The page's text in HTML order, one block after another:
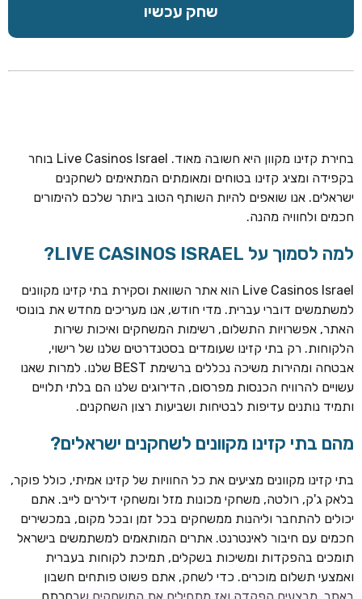
ROYSPINS
MEGAPARI
בונוס קבלת פנים: עד 125% בונוס עד €450 + 250 ספינים חינם
חבילת קבלת פנים: עד 280% בונוס עד €2,200 + 230 ספינים
שחק עכשיו
בחירת קזינו מקוון היא חשובה מאוד. Live Casinos Israel בוחר
בקפידה ומציג קזינו בטוחים ומאומתים המתאימים לשחקנים
ישראלים. אנו שואפים להיות השותף הטוב ביותר שלכם להימורים
חכמים ולחוויה מהנה.
למה לסמוך על LIVE CASINOS ISRAEL?
Live Casinos Israel הוא אתר השוואת וסקירת בתי קזינו מקוונים
למשתמשים דוברי עברית. מדי חודש, אנו מעריכים מחדש את בונוסי
האתר, אפשרויות התשלום, רשימות המשחקים ואיכות שירות
הלקוחות. רק בתי קזינו שעומדים בסטנדרטים שלנו של רישוי,
אבטחה ומהירות משיכה נכללים ברשימת BEST שלנו. למרות שאנו
עשויים להרוויח הכנסות מפרסום, הדירוגים שלנו הם בלתי תלויים
ותמיד נותנים עדיפות לבטיחות ושביעות רצון השחקנים.
מהם בתי קזינו מקוונים לשחקנים ישראלים?
בתי קזינו מקוונים מציעים את כל החוויות של קזינו אמיתי, כולל פוקר,
בלאק ג'ק, רולטה, משחקי מכונות מזל ומשחקי דילרים לייב. אתם
יכולים להתחבר וליהנות ממשחקים בכל זמן ובכל מקום, במכשירים
חכמים עם חיבור לאינטרנט. אתרים המותאמים למשתמשים בישראל
תומכים בהפקדות ומשיכות בשקלים, תמיכת לקוחות בעברית
ואמצעי תשלום מוכרים. כדי לשחק, אתם פשוט פותחים חשבון